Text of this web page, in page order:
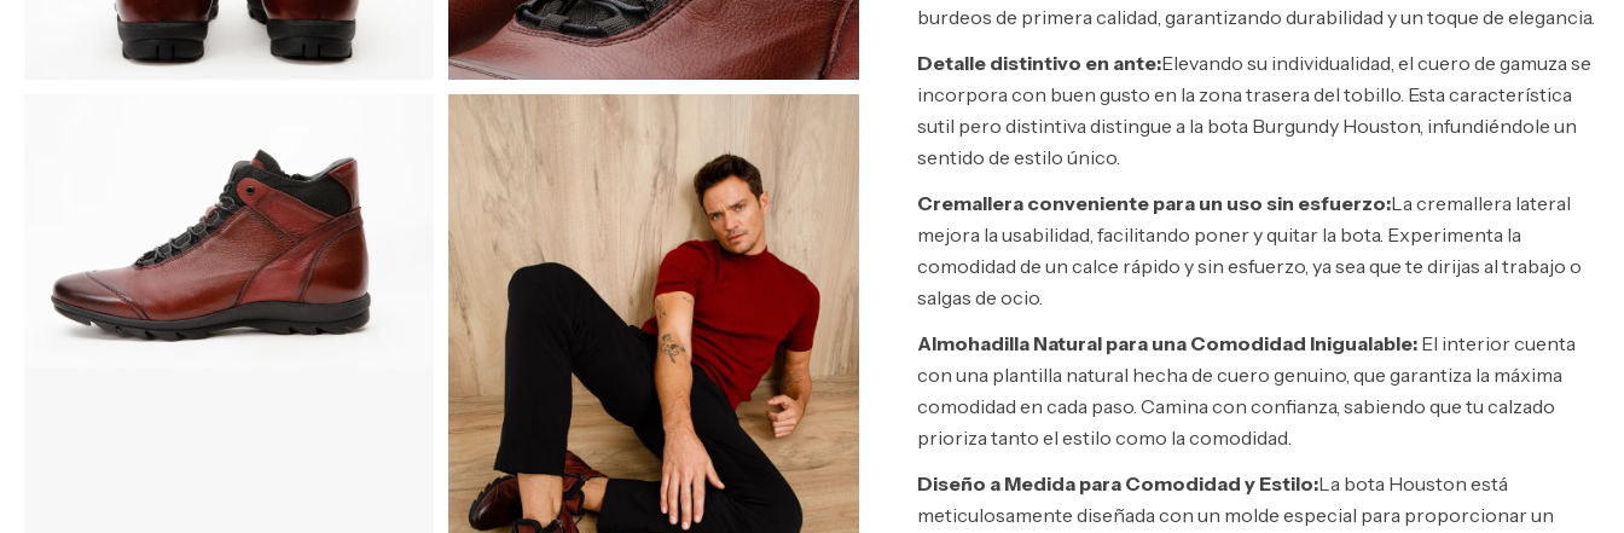
burdeos de primera calidad, garantizando durabilidad y un toque de elegancia.
Detalle distintivo en ante:Elevando su individualidad, el cuero de gamuza se
incorpora con buen gusto en la zona trasera del tobillo. Esta característica
sutil pero distintiva distingue a la bota Burgundy Houston, infundiéndole un
sentido de estilo único.
Cremallera conveniente para un uso sin esfuerzo:La cremallera lateral
mejora la usabilidad, facilitando poner y quitar la bota. Experimenta la
comodidad de un calce rápido y sin esfuerzo, ya sea que te dirijas al trabajo o
salgas de ocio.
Almohadilla Natural para una Comodidad Inigualable:El interior cuenta
con una plantilla natural hecha de cuero genuino, que garantiza la máxima
comodidad en cada paso. Camina con confianza, sabiendo que tu calzado
prioriza tanto el estilo como la comodidad.
Diseño a Medida para Comodidad y Estilo:La bota Houston está
meticulosamente diseñada con un molde especial para proporcionar un